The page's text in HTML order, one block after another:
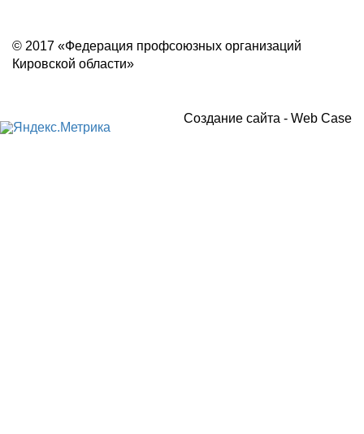
© 2017 «Федерация профсоюзных организаций
Кировской области»
Создание сайта - Web Case